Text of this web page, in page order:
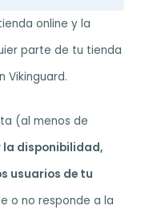
online y la
parte de tu tienda
Vikinguard.
(al menos de
disponibilidad,
usuarios de tu
o no responde a la